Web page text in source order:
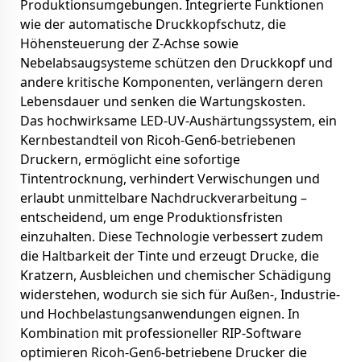
Produktionsumgebungen. Integrierte Funktionen
wie der automatische Druckkopfschutz, die
Höhensteuerung der Z-Achse sowie
Nebelabsaugsysteme schützen den Druckkopf und
andere kritische Komponenten, verlängern deren
Lebensdauer und senken die Wartungskosten.
Das hochwirksame LED-UV-Aushärtungssystem, ein
Kernbestandteil von Ricoh-Gen6-betriebenen
Druckern, ermöglicht eine sofortige
Tintentrocknung, verhindert Verwischungen und
erlaubt unmittelbare Nachdruckverarbeitung –
entscheidend, um enge Produktionsfristen
einzuhalten. Diese Technologie verbessert zudem
die Haltbarkeit der Tinte und erzeugt Drucke, die
Kratzern, Ausbleichen und chemischer Schädigung
widerstehen, wodurch sie sich für Außen-, Industrie-
und Hochbelastungsanwendungen eignen. In
Kombination mit professioneller RIP-Software
optimieren Ricoh-Gen6-betriebene Drucker die